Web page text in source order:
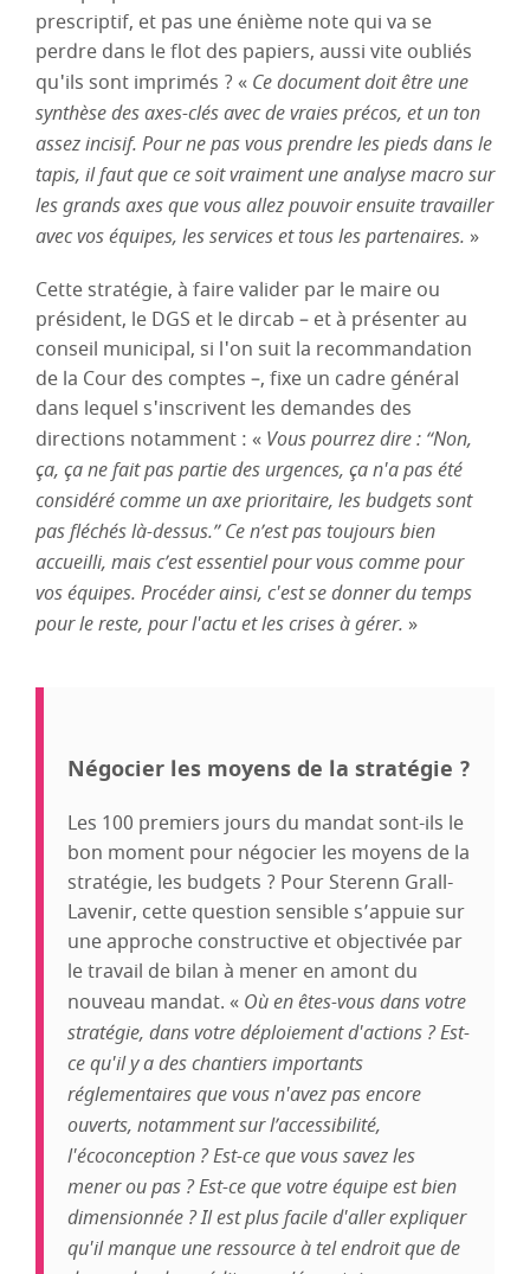
prescriptif, et pas une énième note qui va se
perdre dans le flot des papiers, aussi vite oubliés
qu'ils sont imprimés ? « Ce document doit être une
synthèse des axes-clés avec de vraies précos, et un ton
assez incisif. Pour ne pas vous prendre les pieds dans le
tapis, il faut que ce soit vraiment une analyse macro sur
les grands axes que vous allez pouvoir ensuite travailler
avec vos équipes, les services et tous les partenaires. »
Cette stratégie, à faire valider par le maire ou
président, le DGS et le dircab – et à présenter au
conseil municipal, si l'on suit la recommandation
de la Cour des comptes –, fixe un cadre général
dans lequel s'inscrivent les demandes des
directions notamment : « Vous pourrez dire : “Non,
ça, ça ne fait pas partie des urgences, ça n'a pas été
considéré comme un axe prioritaire, les budgets sont
pas fléchés là-dessus.” Ce n’est pas toujours bien
accueilli, mais c’est essentiel pour vous comme pour
vos équipes. Procéder ainsi, c'est se donner du temps
pour le reste, pour l'actu et les crises à gérer. »
Négocier les moyens de la stratégie ?
Les 100 premiers jours du mandat sont-ils le
bon moment pour négocier les moyens de la
stratégie, les budgets ? Pour Sterenn Grall-
Lavenir, cette question sensible s’appuie sur
une approche constructive et objectivée par
le travail de bilan à mener en amont du
nouveau mandat. « Où en êtes-vous dans votre
stratégie, dans votre déploiement d'actions ? Est-
ce qu'il y a des chantiers importants
réglementaires que vous n'avez pas encore
ouverts, notamment sur l’accessibilité,
l'écoconception ? Est-ce que vous savez les
mener ou pas ? Est-ce que votre équipe est bien
dimensionnée ? Il est plus facile d'aller expliquer
qu'il manque une ressource à tel endroit que de